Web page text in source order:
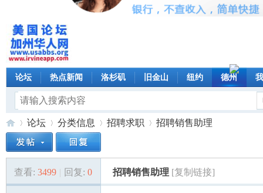
论坛 热点新闻 洛杉矶 旧金山 纽约 德州
美»
论坛
›
分类信息 招聘求职
›
招聘销售助理
查看: 3499 | 回复: 0 招聘销售助理 [复制链接]